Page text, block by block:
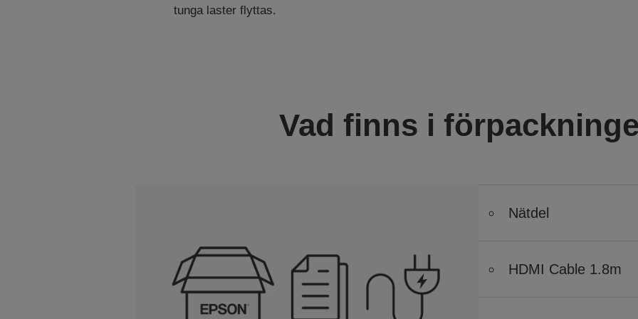
tunga laster flyttas.
Vad finns i
Nätdel
HDMI Cable 1.8m